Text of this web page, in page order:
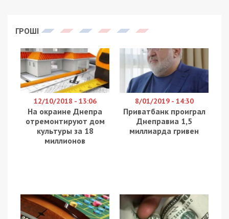
ГРОШІ
12/10/2018 - 13:06
На окраине Днепра
отремонтируют дом
культуры за 18
миллионов
8/01/2019 - 14:30
Приватбанк проиграл
Днеправиа 1,5
миллиарда гривен